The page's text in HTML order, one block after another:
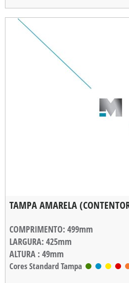
TAMPA AMARELA
COMPRIMENTO: 499mm
LARGURA: 425mm
ALTURA : 49mm
EMPILHAMENTO: 31,5mm
Cores Standard Tampa